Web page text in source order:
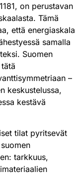
on perustavan
Tämä
että energiaskala
samalla
Suomen
–
keskustelussa,
kestävä
tilat pyritsevät
tarkkuus,